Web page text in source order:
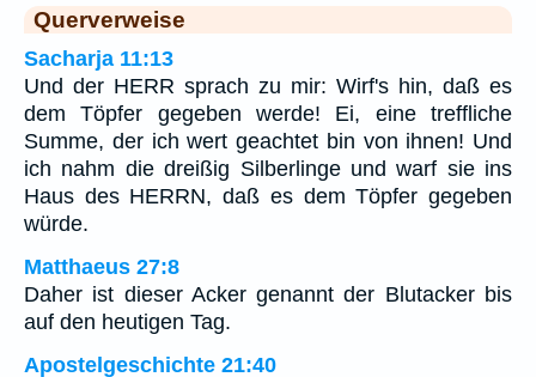
Querverweise
Sacharja 11:13
Und der HERR sprach zu mir: Wirf's hin, daß es
dem Töpfer gegeben werde! Ei, eine treffliche
Summe, der ich wert geachtet bin von ihnen! Und
ich nahm die dreißig Silberlinge und warf sie ins
Haus des HERRN, daß es dem Töpfer gegeben
würde.
Matthaeus 27:8
Daher ist dieser Acker genannt der Blutacker bis
auf den heutigen Tag.
Apostelgeschichte 21:40